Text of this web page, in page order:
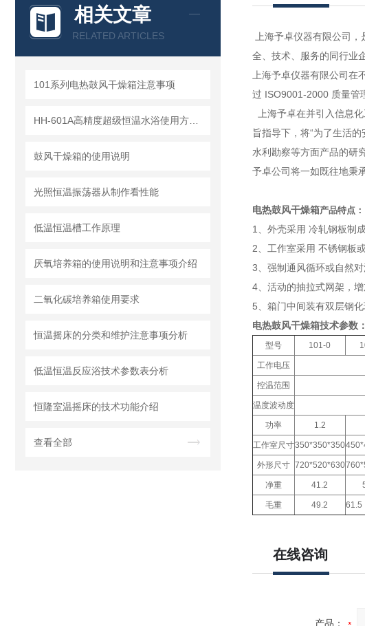
相关文章
RELATED ARTICLES
101系列电热鼓风干燥箱注意事项
鼓风干燥箱的使用说明
光照恒温振荡器从制作看性能
低温恒温槽工作原理
厌氧培养箱的使用说明和注意事项介绍
二氧化碳培养箱使用要求
恒温摇床的分类和维护注意事项分析
低温恒温反应浴技术参数表分析
恒隆室温摇床的技术功能介绍
查看全部
上海予卓仪器有限公司
全、技术、服务的同行业
上海予卓仪器有限公司
过 ISO9001-2000 质量
上海予卓在并引入信息
旨指导下，将“为了生活
水利勘察等方面产品的研
予卓公司将一如既往地秉
电热鼓风干燥箱产品特点：
1、外壳采用 冷轧钢板制
2、工作室采用 不锈钢板
3、强制通风循环或自然
4、活动的抽拉式网架，增
5、箱门中间装有双层钢
电热鼓风干燥箱技术参数：
型号 101-0
工作电压
控温范围
温度波动度
功率 1.2
工作室尺寸350*350*350
外形尺寸 720*520*630
净重 41.2
毛重 49.2 61.5
在线咨询
产品：